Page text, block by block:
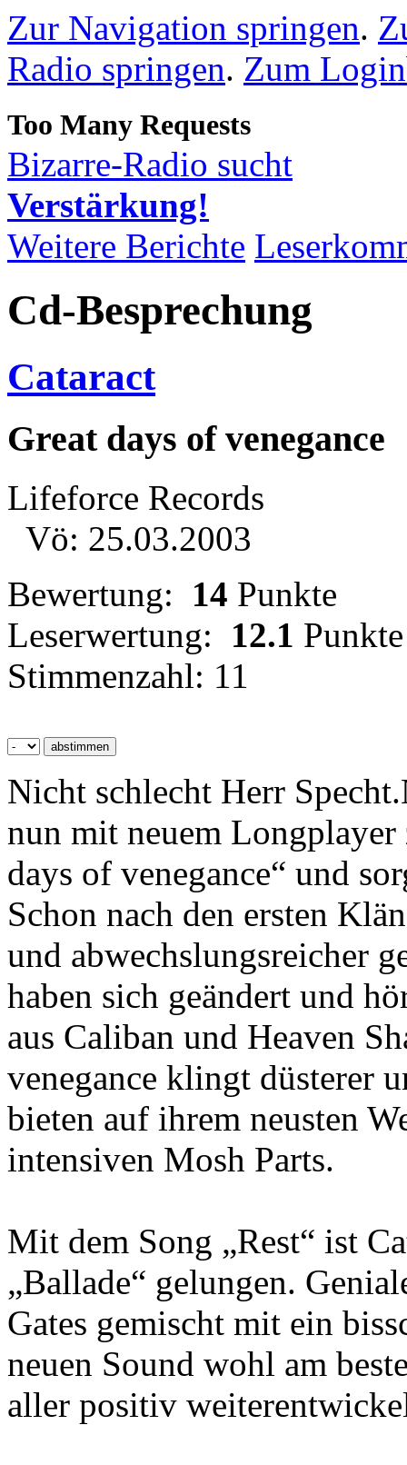
Zur Navigation springen.
Radio springen. Zum
Bizarre-Radio sucht
Verstärkung!
Weitere Berichte
Cd-Besprechung
Cataract
Great days of venegance
Lifeforce Records
Vö: 25.03.2003
Bewertung: 14 Punkte
Leserwertung: 12.1 Punkte
Stimmenzahl: 11
Nicht schlecht Herr
nun mit neuem
days of venegance“ und
Schon nach den ersten
und abwechslungsreicher
haben sich geändert und
aus Caliban und Heaven
venegance klingt düsterer
bieten auf ihrem neusten
intensiven Mosh Parts.
Mit dem Song „Rest“ ist
„Ballade“ gelungen.
Gates gemischt mit ein
neuen Sound wohl am
aller positiv